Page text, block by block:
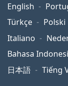
English
Türkçe
Polski
Italiano
Bahasa
日本語
Tiếng